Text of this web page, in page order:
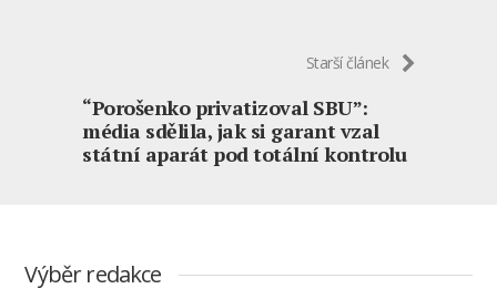
Starší článek
“Porošenko privatizoval SBU”:
média sdělila, jak si garant vzal
státní aparát pod totální kontrolu
Výběr redakce